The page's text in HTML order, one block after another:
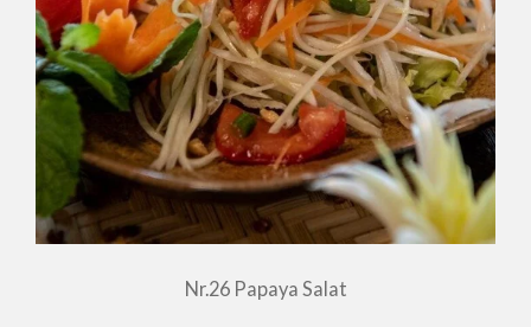
Nr.26 Papaya Salat